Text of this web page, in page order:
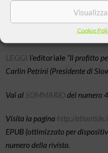
Cookie
altri mondi”, s’impegna
su vari temi, in modo da
necessari per conoscere e
LEGGI l’editoriale “Il profitto
Carlin Petrini (Presidente di
Vai al SOMMARIOdel numero
Visita la pagina http://
EPUB (ottimizzato per
numero della rivista.